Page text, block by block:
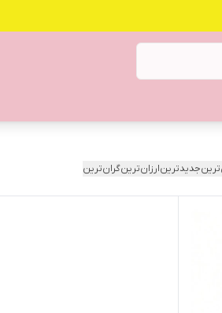
جدیدترینارزان‌ترینگران‌ترین